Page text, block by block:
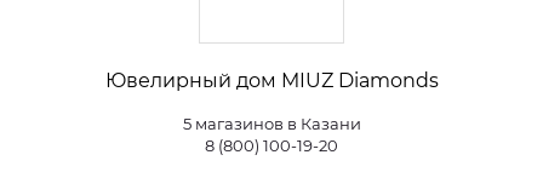
Ювелирный дом MIUZ Diamonds
5 магазинов в Казани
8 (800) 100-19-20